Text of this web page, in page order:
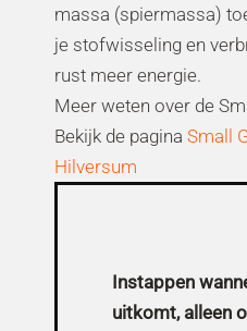
Instappen
uitkomt, alleen
massa (spiermassa)
je stofwisseling en
rust meer energie.
Meer weten over de
Bekijk de pagina Small
Hilversum